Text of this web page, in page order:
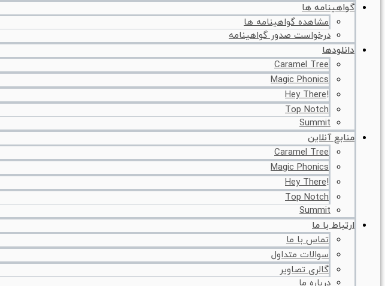
گواهینامه ها
مشاهده گواهینامه ها
درخواست صدور گواهینامه
دانلودها
Caramel Tree
Magic Phonics
!Hey There
Top Notch
Summit
منابع آنلاین
Caramel Tree
Magic Phonics
!Hey There
Top Notch
Summit
ارتباط با ما
تماس با ما
سوالات متداول
گالری تصاویر
درباره ما